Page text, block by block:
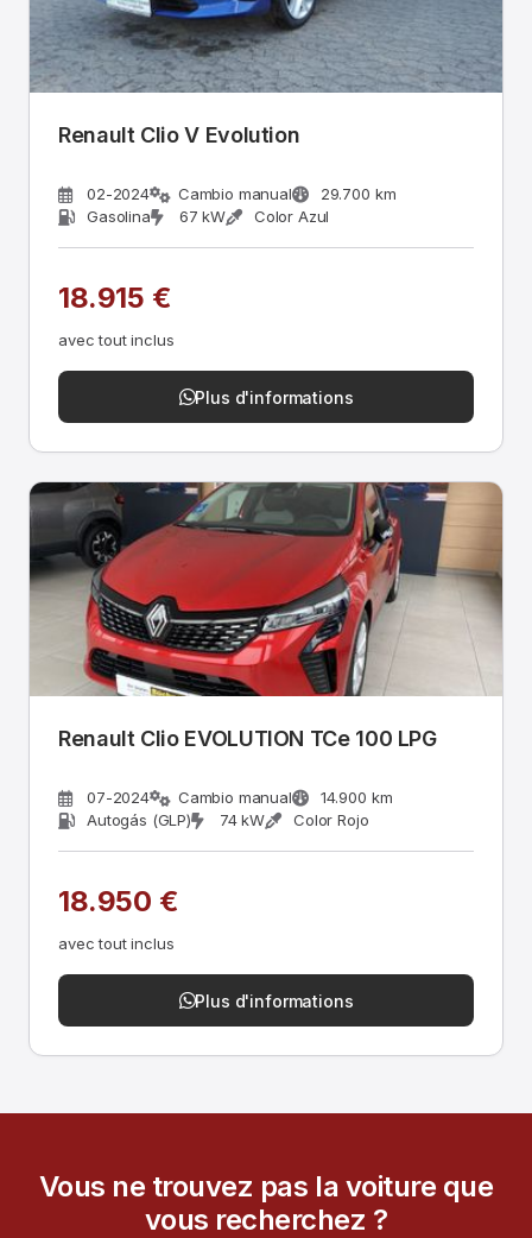
Renault Clio V Evolution
02-2024 Cambio manual
29.700 km
Gasolina
67 kW Color Azul
18.915 €
avec tout inclus
Plus d'informations
Renault Clio EVOLUTION TCe 100 LPG
07-2024 Cambio manual
14.900 km
Autogás (GLP)
74 kW Color Rojo
18.950 €
avec tout inclus
Plus d'informations
Vous ne trouvez pas la voiture que
vous recherchez ?